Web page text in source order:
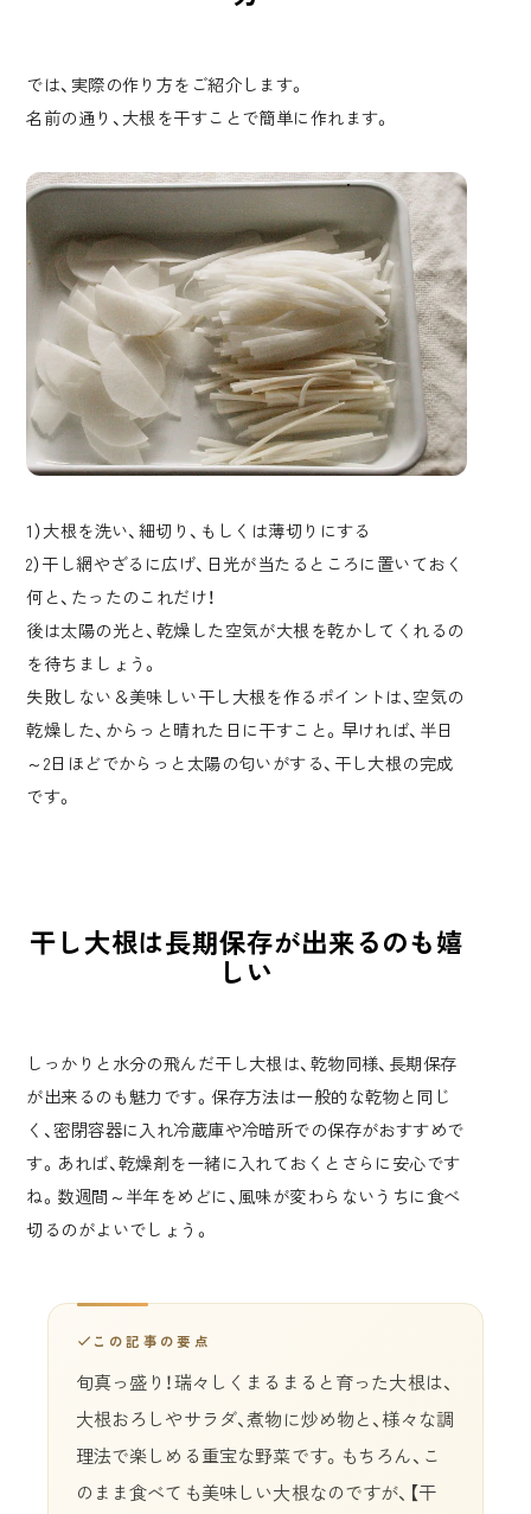
では、実際の作り方をご紹介します。
名前の通り、大根を干すことで簡単に作れます。
1）大根を洗い、細切り、もしくは薄切りにする
2）干し網やざるに広げ、日光が当たるところに置いておく
何と、たったのこれだけ！
後は太陽の光と、乾燥した空気が大根を乾かしてくれるの
を待ちましょう。
失敗しない＆美味しい干し大根を作るポイントは、空気の
乾燥した、からっと晴れた日に干すこと。早ければ、半日
～2日ほどでからっと太陽の匂いがする、干し大根の完成
です。
干し大根は長期保存が出来るのも嬉
しい
しっかりと水分の飛んだ干し大根は、乾物同様、長期保存
が出来るのも魅力です。保存方法は一般的な乾物と同じ
く、密閉容器に入れ冷蔵庫や冷暗所での保存がおすすめで
す。あれば、乾燥剤を一緒に入れておくとさらに安心です
ね。数週間～半年をめどに、風味が変わらないうちに食べ
切るのがよいでしょう。
この記事の要点
旬真っ盛り！瑞々しくまるまると育った大根は、
大根おろしやサラダ、煮物に炒め物と、様々な調
理法で楽しめる重宝な野菜です。もちろん、こ
のまま食べても美味しい大根なのですが、【干